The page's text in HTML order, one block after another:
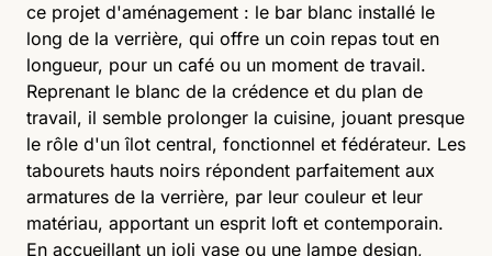
ce projet d'aménagement : le bar blanc installé le
long de la verrière, qui offre un coin repas tout en
longueur, pour un café ou un moment de travail.
Reprenant le blanc de la crédence et du plan de
travail, il semble prolonger la cuisine, jouant presque
le rôle d'un îlot central, fonctionnel et fédérateur. Les
tabourets hauts noirs répondent parfaitement aux
armatures de la verrière, par leur couleur et leur
matériau, apportant un esprit loft et contemporain.
En accueillant un joli vase ou une lampe design,